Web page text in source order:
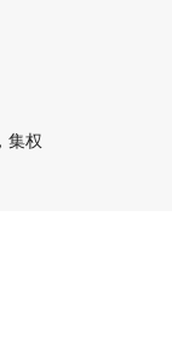
集权